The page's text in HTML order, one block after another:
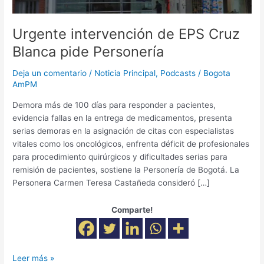
Urgente intervención de EPS Cruz
Blanca pide Personería
Deja un comentario / Noticia Principal, Podcasts / Bogota
AmPM
Demora más de 100 días para responder a pacientes,
evidencia fallas en la entrega de medicamentos, presenta
serias demoras en la asignación de citas con especialistas
vitales como los oncológicos, enfrenta déficit de profesionales
para procedimiento quirúrgicos y dificultades serias para
remisión de pacientes, sostiene la Personería de Bogotá. La
Personera Carmen Teresa Castañeda consideró […]
Comparte!
Leer más »